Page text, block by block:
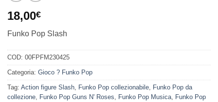
18,00€
Funko Pop Slash
COD: 00FPFM230425
Categoria: Gioco ? Funko Pop
Tag: Action figure Slash Funko Pop collezionabile
Funko Pop da
collezione
Funko Pop Guns N' Roses Funko Pop Musica
Funko Pop